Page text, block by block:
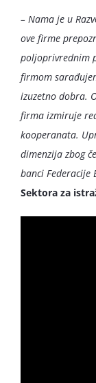
– Nama je u
ove firme
poljoprivrednim
firmom
izuzetno dobra.
firma izmiruje
kooperanata.
dimenzija zbog
banci Federacije
Sektora za